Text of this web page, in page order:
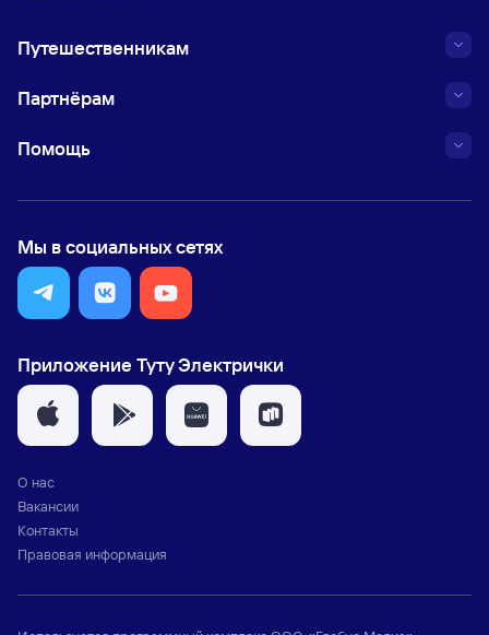
Путешественникам
Партнёрам
Помощь
Мы в социальных сетях
Приложение Туту Электрички
О нас
Вакансии
Контакты
Правовая информация